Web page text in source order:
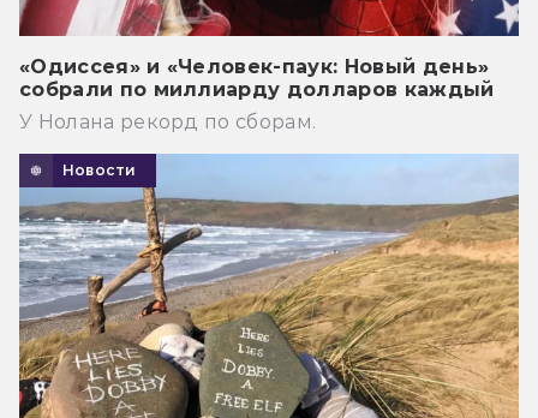
«Одиссея» и «Человек-паук: Новый день»
собрали по миллиарду долларов каждый
У Нолана рекорд по сборам.
Новости